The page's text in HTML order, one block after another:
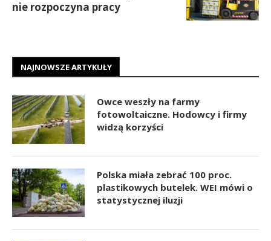
nie rozpoczyna pracy
NAJNOWSZE ARTYKUŁY
Owce weszły na farmy
fotowoltaiczne. Hodowcy i firmy
widzą korzyści
Polska miała zebrać 100 proc.
plastikowych butelek. WEI mówi o
statystycznej iluzji